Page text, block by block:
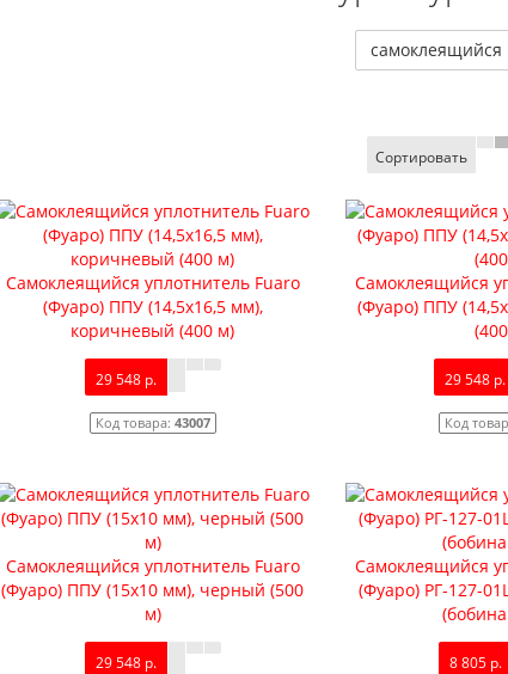
самоклеящийся
Сортировать
Самоклеящийся уплотнитель Fuaro
(Фуаро) ППУ (14,5x16,5 мм),
коричневый (400 м)
29 548 р.
Код товара: 43007
Самоклеящийся
(Фуаро) ППУ
29 548 р.
Код
Самоклеящийся уплотнитель Fuaro
(Фуаро) ППУ (15x10 мм), черный (500
м)
29 548 р.
Самоклеящийся
(Фуаро) РГ-127-
8 805 р.